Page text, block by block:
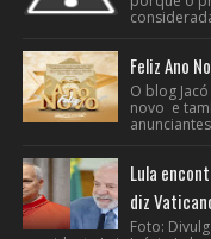
Feliz Ano
O blog
novo e
Lula
diz
Foto: